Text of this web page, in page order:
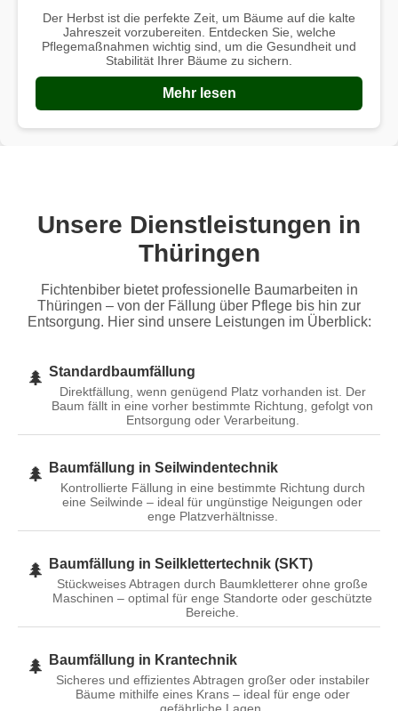
Der Herbst ist die perfekte Zeit, um Bäume auf die kalte
Jahreszeit vorzubereiten. Entdecken Sie, welche
Pflegemaßnahmen wichtig sind, um die Gesundheit und
Stabilität Ihrer Bäume zu sichern.
Mehr lesen
Unsere Dienstleistungen in
Thüringen
Fichtenbiber bietet professionelle Baumarbeiten in
Thüringen – von der Fällung über Pflege bis hin zur
Entsorgung. Hier sind unsere Leistungen im Überblick:
🌲 Standardbaumfällung
Direktfällung, wenn genügend Platz vorhanden ist. Der
Baum fällt in eine vorher bestimmte Richtung, gefolgt von
Entsorgung oder Verarbeitung.
🌲 Baumfällung in Seilwindentechnik
Kontrollierte Fällung in eine bestimmte Richtung durch
eine Seilwinde – ideal für ungünstige Neigungen oder
enge Platzverhältnisse.
🌲 Baumfällung in Seilklettertechnik (SKT)
Stückweises Abtragen durch Baumkletterer ohne große
Maschinen – optimal für enge Standorte oder geschützte
Bereiche.
🌲 Baumfällung in Krantechnik
Sicheres und effizientes Abtragen großer oder instabiler
Bäume mithilfe eines Krans – ideal für enge oder